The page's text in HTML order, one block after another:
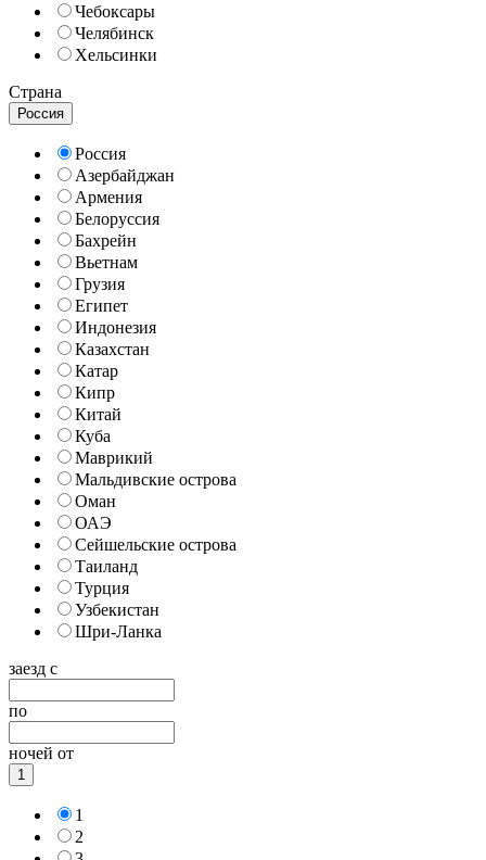
Чебоксары
Челябинск
Хельсинки
Страна
Россия
Россия
Азербайджан
Армения
Белоруссия
Бахрейн
Вьетнам
Грузия
Египет
Индонезия
Казахстан
Катар
Кипр
Китай
Куба
Маврикий
Мальдивские острова
Оман
ОАЭ
Сейшельские острова
Таиланд
Турция
Узбекистан
Шри-Ланка
заезд с
по
ночей от
1
1
2